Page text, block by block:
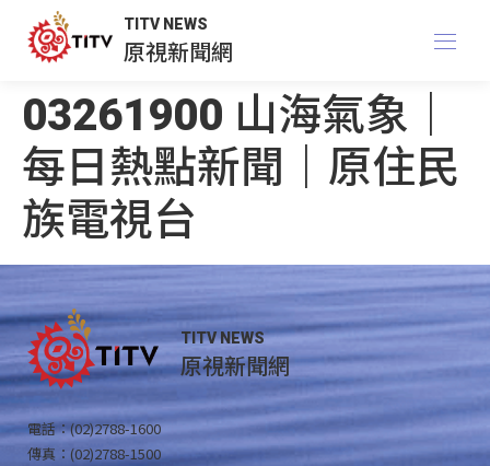
TITV NEWS
原視新聞網
03261900 山海氣象｜
每日熱點新聞｜原住民
族電視台
TITV NEWS
原視新聞網
電話：(02)2788-1600
傳真：(02)2788-1500